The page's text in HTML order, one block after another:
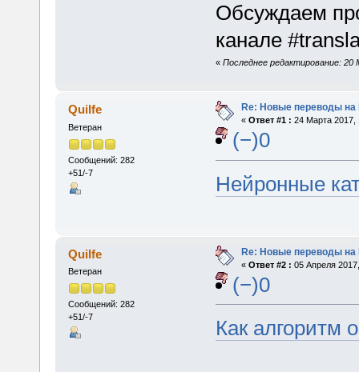
Обсуждаем
канале
« Последнее редактирование:
Quilfe
Ветеран
Сообщений: 282
+51/-7
Re: Новые переводы на
« Ответ #1 : 24 Марта 2017,
(−)0
Нейронные
Quilfe
Ветеран
Сообщений: 282
+51/-7
Re: Новые переводы на
« Ответ #2 : 05 Апреля
(−)0
Как алгоритм